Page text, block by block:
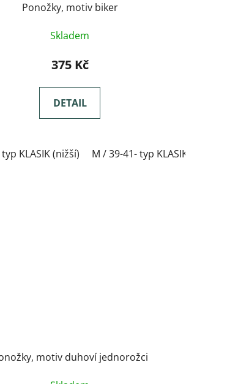
XXL / 48-50- typ KLASIK(nižší) S / 36-38 - typ
42-44- typ KLASIK(nižší) XL / 45-47- typ KLASIK(nižší)
Ponožky, motiv biker
Skladem
375 Kč
DETAIL
KLASIK (nižší) M / 39-41- typ KLASIK(nižší)
motiv duhoví jednorožci